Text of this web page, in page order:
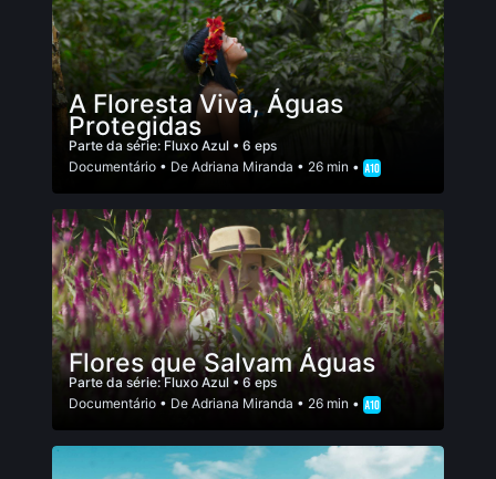
A Floresta Viva, Águas
Protegidas
Parte da série: Fluxo Azul • 6 eps
Documentário • De Adriana Miranda • 26 min •
Flores que Salvam Águas
Parte da série:Fluxo Azul • 6 eps
Documentário • De Adriana Miranda • 26 min •